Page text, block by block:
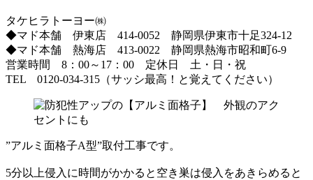
タケヒラトーヨー㈱
◆マド本舗 伊東店 414-0052 静岡県伊東市十足324-12
◆マド本舗 熱海店 413-0022 静岡県熱海市昭和町6-9
営業時間 8：00～17：00 定休日 土・日・祝
TEL 0120-034-315（サッシ最高！と覚えてください）
”アルミ面格子A型”取付工事です。
5分以上侵入に時間がかかると空き巣は侵入をあきらめると